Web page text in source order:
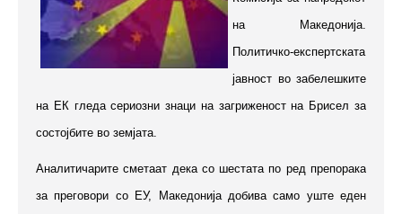
на Македонија.
Политичко-експертската
јавност во забелешките
на ЕК гледа сериозни знаци на загриженост на Брисел за
состојбите во земјата.
Аналитичарите сметаат дека со шестата по ред препорака
за преговори со ЕУ, Македонија добива само уште еден